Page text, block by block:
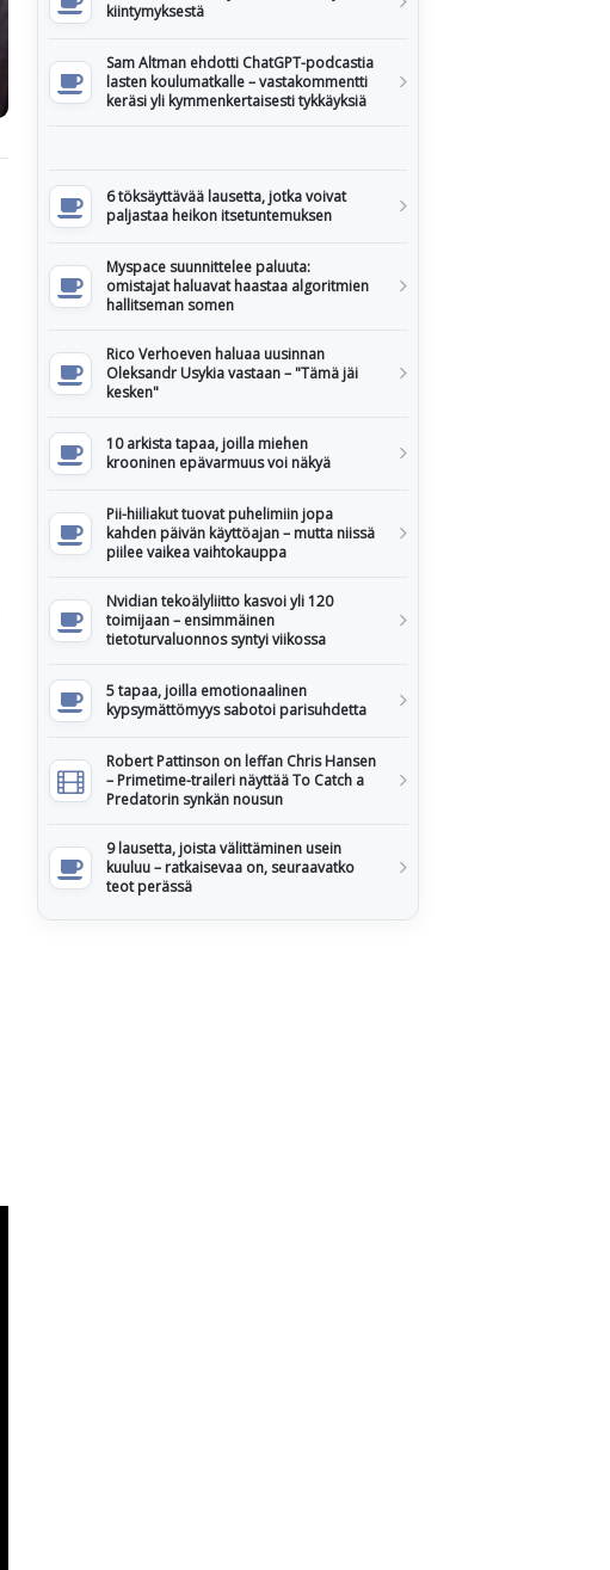
kiintymyksestä
Sam Altman ehdotti ChatGPT-podcastia
lasten koulumatkalle – vastakommentti
keräsi yli kymmenkertaisesti tykkäyksiä
6 töksäyttävää lausetta, jotka voivat
paljastaa heikon itsetuntemuksen
Myspace suunnittelee paluuta:
omistajat haluavat haastaa algoritmien
hallitseman somen
Rico Verhoeven haluaa uusinnan
Oleksandr Usykia vastaan – "Tämä jäi
kesken"
10 arkista tapaa, joilla miehen
krooninen epävarmuus voi näkyä
Pii-hiiliakut tuovat puhelimiin jopa
kahden päivän käyttöajan – mutta niissä
piilee vaikea vaihtokauppa
Nvidian tekoälyliitto kasvoi yli 120
toimijaan – ensimmäinen
tietoturvaluonnos syntyi viikossa
5 tapaa, joilla emotionaalinen
kypsymättömyys sabotoi parisuhdetta
Robert Pattinson on leffan Chris Hansen
– Primetime-traileri näyttää To Catch a
Predatorin synkän nousun
9 lausetta, joista välittäminen usein
kuuluu – ratkaisevaa on, seuraavatko
teot perässä